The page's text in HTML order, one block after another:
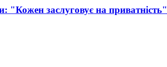
"Кожен заслуговує на приватність"